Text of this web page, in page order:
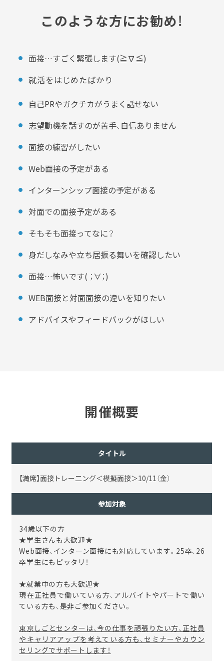
このような方にお勧め！
面接…すごく緊張します(≧∇≦)
就活をはじめたばかり
自己PRやガクチカがうまく話せない
志望動機を話すのが苦手、自信ありません
面接の練習がしたい
Web面接の予定がある
インターンシップ面接の予定がある
対面での面接予定がある
そもそも面接ってなに？
身だしなみや立ち居振る舞いを確認したい
面接…怖いです( ；∀；)
WEB面接と対面面接の違いを知りたい
アドバイスやフィードバックがほしい
開催概要
タイトル
【満席】面接トレー二ング＜模擬面接＞10/11（金）
参加対象
34歳以下の方
★学生さんも大歓迎★
Web面接、インターン面接にも対応しています。25卒、26
卒学生にもピッタリ ！
★就業中の方も大歓迎★
現在正社員で働いている方、アルバイトやパートで働い
ている方も、是非ご参加ください。
東京しごとセンターは、今の仕事を頑張りたい方、正社員
やキャリアアップを考えている方も、セミナーやカウン
セリングでサポートします！